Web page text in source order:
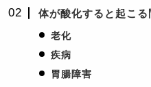
体が酸化すると起こる
老化
疾病
胃腸障害